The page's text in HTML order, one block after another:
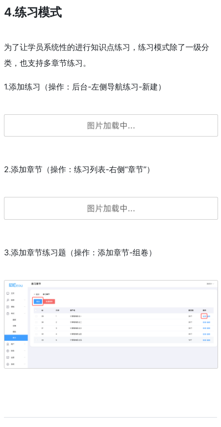
4.练习模式
为了让学员系统性的进行知识点练习，练习模式除了一级分
类，也支持多章节练习。
1.添加练习（操作：后台-左侧导航练习-新建）
2.添加章节（操作：练习列表-右侧“章节”）
3.添加章节练习题（操作：添加章节-组卷）